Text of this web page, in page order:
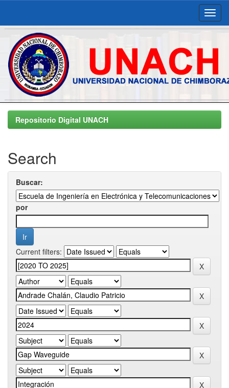
Skip
navigationRepositorio Digital UNACH
Search
Buscar:
por
Current filters: